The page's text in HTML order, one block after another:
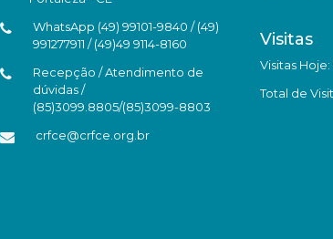
WhatsApp (49) 99101-9840 / (49)
991277911 / (49)49 9114-8160
Recepção / Atendimento de
dúvidas /
(85)3099.8805/(85)3099-8803
crfce@crfce.org.br
Visitas
Visitas
Total de